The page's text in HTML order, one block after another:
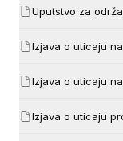
Uputstvo za
Izjava o uticaju
Izjava o uticaju
Izjava o uticaju